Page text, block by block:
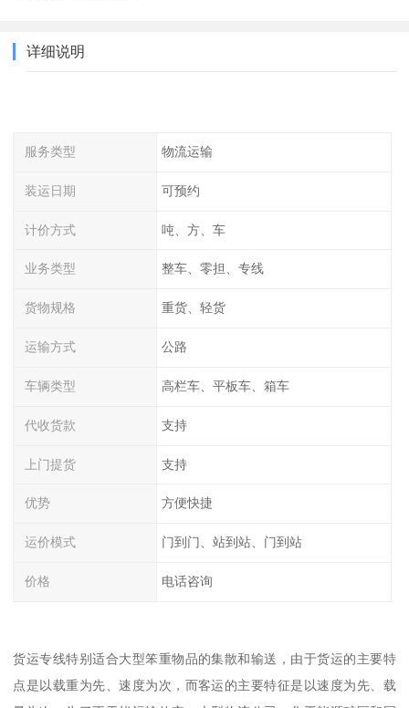
详细说明
服务类型 物流运输
装运日期 可预约
计价方式 吨、方、车
业务类型 整车、零担、专线
货物规格 重货、轻货
运输方式 公路
车辆类型 高栏车、平板车、箱车
代收货款 支持
上门提货 支持
优势 方便快捷
运价模式 门到门、站到站、门到站
价格 电话咨询
货运专线特别适合大型笨重物品的集散和输送，由于货运的主要特
点是以载重为先、速度为次，而客运的主要特征是以速度为先、载